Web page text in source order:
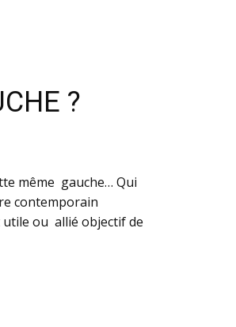
?
même gauche… Qui
contemporain
utile ou allié objectif de